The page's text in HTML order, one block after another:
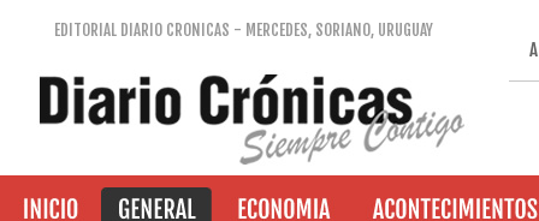
EDITORIAL DIARIO CRONICAS - MERCEDES, SORIANO, URUGUAY